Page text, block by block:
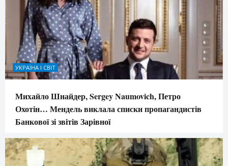
УКРАЇНА І СВІТ
Михайло Шнайдер, Sergey Naumovich, Петро
Охотін… Мендель виклала списки пропагандистів
Банкової зі звітів Зарівної